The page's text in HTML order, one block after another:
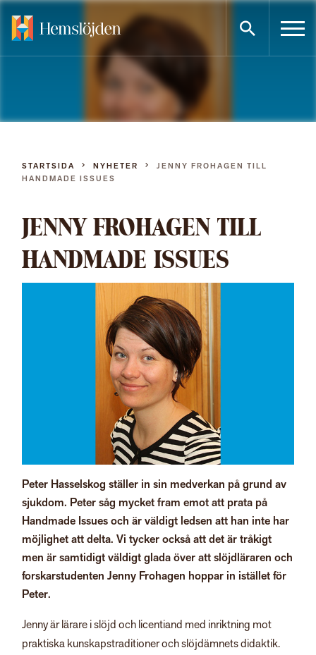
direkt
innehållet
STARTSIDA NYHETER
JENNY FROHAGEN TILL
HANDMADE ISSUES
JENNY FROHAGEN TILL
HANDMADE ISSUES
Peter Hasselskog ställer in sin medverkan på grund av
sjukdom. Peter såg mycket fram emot att prata på
Handmade Issues och är väldigt ledsen att han inte har
möjlighet att delta. Vi tycker också att det är tråkigt
men är samtidigt väldigt glada över att slöjdläraren och
forskarstudenten Jenny Frohagen hoppar in istället för
Peter.
Jenny är lärare i slöjd och licentiand med inriktning mot
praktiska kunskapstraditioner och slöjdämnets didaktik.